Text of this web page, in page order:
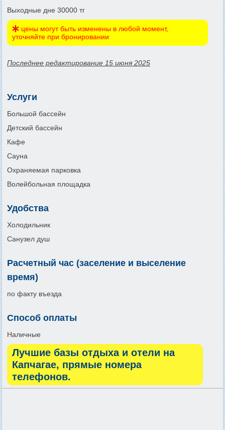
Выходные дне 30000 тг
цены могут быть изменены в любой момент,
уточняйте при бронировании
Последнее редактирование 15 июня 2025
Услуги
Большой бассейн
Детский бассейн
Кафе
Сауна
Охраняемая парковка
Волейбольная площадка
Удобства
Холодильник
Санузел душ
Расчетный час (заселение и выселение
время)
по факту въезда
Способ оплаты
Наличные
Лучшие базы отдыха и отели на
Капчагае, прямые номера
телефонов.